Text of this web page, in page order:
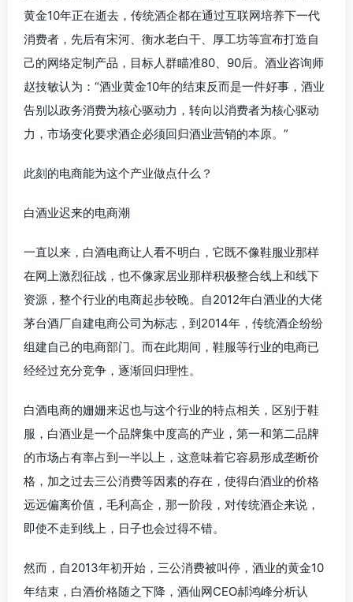
黄金10年正在逝去，传统酒企都在通过互联网培养下一代
消费者，先后有宋河、衡水老白干、厚工坊等宣布打造自
己的网络定制产品，目标人群瞄准80、90后。酒业咨询师
赵技敏认为：“酒业黄金10年的结束反而是一件好事，酒业
告别以政务消费为核心驱动力，转向以消费者为核心驱动
力，市场变化要求酒企必须回归酒业营销的本原。”
此刻的电商能为这个产业做点什么？
白酒业迟来的电商潮
一直以来，白酒电商让人看不明白，它既不像鞋服业那样
在网上激烈征战，也不像家居业那样积极整合线上和线下
资源，整个行业的电商起步较晚。自2012年白酒业的大佬
茅台酒厂自建电商公司为标志，到2014年，传统酒企纷纷
组建自己的电商部门。而在此期间，鞋服等行业的电商已
经经过充分竞争，逐渐回归理性。
白酒电商的姗姗来迟也与这个行业的特点相关，区别于鞋
服，白酒业是一个品牌集中度高的产业，第一和第二品牌
的市场占有率占到一半以上，这意味着它容易形成垄断价
格，加之过去三公消费等因素的存在，使得白酒业的价格
远远偏离价值，毛利高企，那一阶段，对传统酒企来说，
即使不走到线上，日子也会过得不错。
然而，自2013年初开始，三公消费被叫停，酒业的黄金10
年结束，白酒价格随之下降，酒仙网CEO郝鸿峰分析认